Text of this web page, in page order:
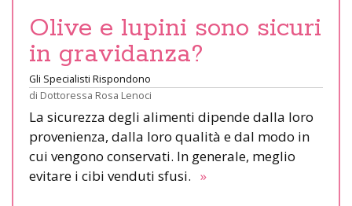
Olive e lupini sono sicuri
in gravidanza?
Gli Specialisti Rispondono
di Dottoressa Rosa Lenoci
La sicurezza degli alimenti dipende dalla loro
provenienza, dalla loro qualità e dal modo in
cui vengono conservati. In generale, meglio
evitare i cibi venduti sfusi. »